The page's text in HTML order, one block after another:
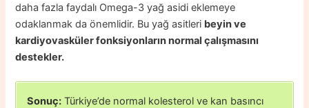
daha fazla faydalı Omega-3 yağ asidi eklemeye
odaklanmak da önemlidir. Bu yağ asitleri beyin ve
kardiyovasküler fonksiyonların normal çalışmasını
destekler.
Sonuç: Türkiye’de normal kolesterol ve kan basıncı